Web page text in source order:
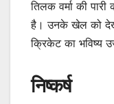
तिलक वर्मा की
है। उनके खेल को
क्रिकेट का भविष्य
निष्कर्ष